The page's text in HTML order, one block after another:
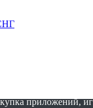
цифровой
приложений,